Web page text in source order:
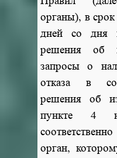
органы), в
дней со дня
решения об
запросы о
отказа в
решения об
пункте 4
орган,